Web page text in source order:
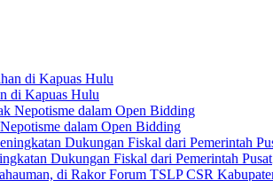
di Kapuas Hulu
dalam Open Bidding
Dukungan Fiskal dari Pemerintah Pusat